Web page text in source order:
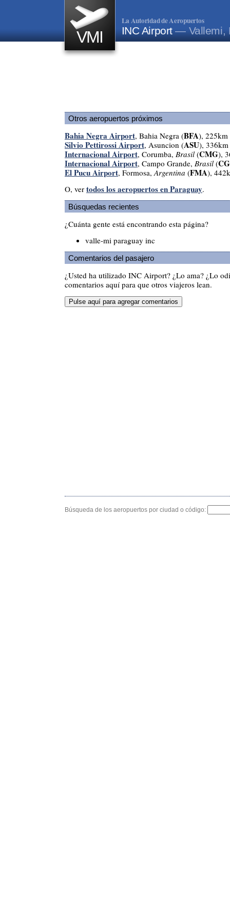
VMI
La Autoridad de Aeropuertos
INC Airport— Vallemi,
Otros aeropuertos próximos
Bahia Negra Airport, Bahia Negra (BFA), 225km
Silvio Pettirossi Airport, Asuncion (ASU), 336km
Internacional Airport, Corumba, Brasil(CMG),
Internacional Airport, Campo Grande, Brasil(
El Pucu Airport, Formosa,Argentina (FMA),
O, ver todos los aeropuertos en Paraguay.
Búsquedas recientes
¿Cuánta gente está encontrando esta página?
valle-mi paraguay inc
Comentarios del pasajero
¿Usted ha utilizado INC Airport? ¿Lo ama? ¿Lo
comentarios aquí para que otros viajeros lean.
Búsqueda de los aeropuertos por ciudad o código: